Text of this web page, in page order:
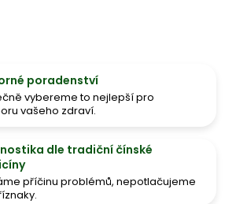
poradenství
vybereme to nejlepší pro
vašeho zdraví.
dle tradiční čínské
příčinu problémů, nepotlačujeme